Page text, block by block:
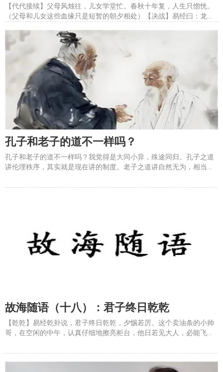
【代代接续】父母风烛往，儿女学堂忙。春秋十年复，人生只惚恍。
（父母和儿女这些血缘只是短暂的朝夕相处）【决战】易经曰：龙战
《中庸》，为什么周朝早期那些君王，要推崇孝治，就很有智慧了。
继承先人的遗志，平稳传承先人的功业。所以，孔子又说，三年
孔子和老子的道不一样吗？
孔子和老子的道不一样吗？我觉得是大同小异，殊途同归。孔子之道
讲伦理秩序，其实就是现在讲的制度。老子之道讲自然无为，相当于
度。我们不能没有制度，也不能没有自由。人有无限创造力，也有无
故海随语（十八）：君子终日乾乾
【乾乾】易经乾卦说，君子终日乾乾，夕惕若厉。这个卖油条的小帅
哥，在空闲的中午，认真仔细地擦亮柜台，他日若见大人，必能飞龙
中，随处可见，人才济济。【迷悟】德*佑，这名字取得。德怎么可能
佑你呢？所以，孔子说，人能弘道，非道弘人。德根本就没有功利性